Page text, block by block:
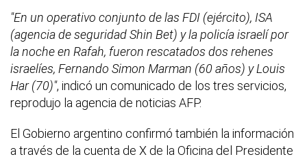
"En un operativo conjunto de las FDI (ejército), ISA
(agencia de seguridad Shin Bet) y la policía israelí por
la noche en Rafah, fueron rescatados dos rehenes
israelíes, Fernando Simon Marman (60 años) y Louis
Har (70)", indicó un comunicado de los tres servicios,
reprodujo la agencia de noticias AFP.
El Gobierno argentino confirmó también la información
a través de la cuenta de X de la Oficina del Presidente